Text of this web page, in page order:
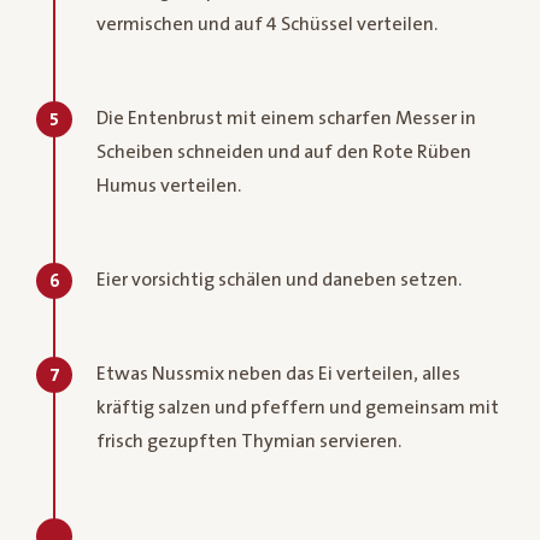
vermischen und auf 4 Schüssel verteilen.
5
Die Entenbrust mit einem scharfen Messer in
Scheiben schneiden und auf den Rote Rüben
Humus verteilen.
6 Eier vorsichtig schälen und daneben setzen.
7
Etwas Nussmix neben das Ei verteilen, alles
kräftig salzen und pfeffern und gemeinsam mit
frisch gezupften Thymian servieren.